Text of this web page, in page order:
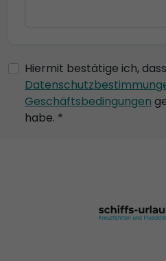
Hiermit bestätige ich,
Geschäftsbedingungen
habe. *